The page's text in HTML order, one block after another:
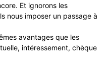
Et ignorons les
nous imposer un passage à
avantages que les
intéressement, chèque